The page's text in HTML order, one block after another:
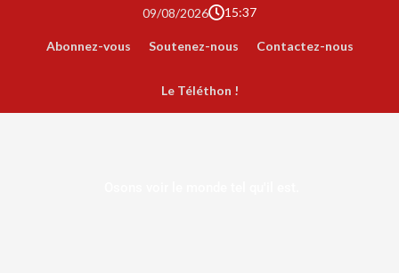
09/08/2026 15:37
Abonnez-vous Soutenez-nous Contactez-nous
Le Téléthon !